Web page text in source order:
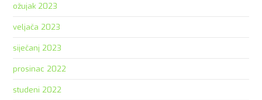
ožujak 2023
veljača 2023
siječanj 2023
prosinac 2022
studeni 2022